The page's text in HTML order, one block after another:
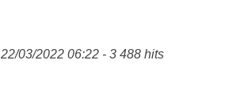
22/03/2022 06:22 - 3 488 hits